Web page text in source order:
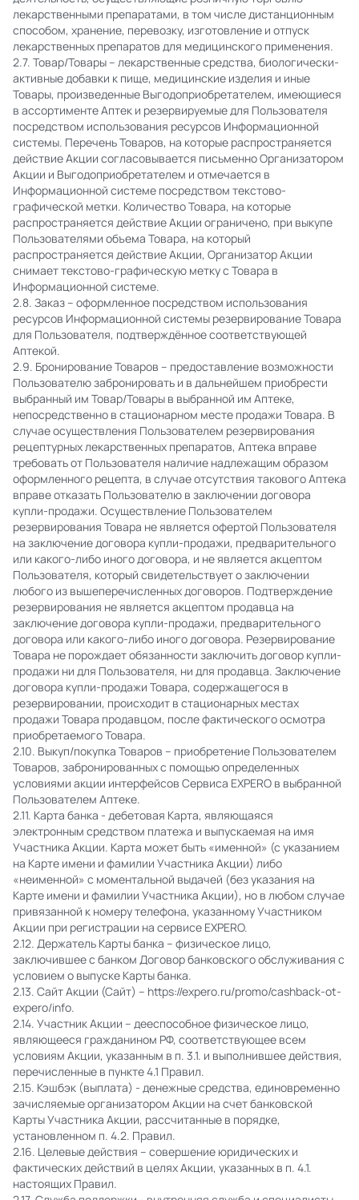
лекарственными препаратами, в том числе дистанционным
способом, хранение, перевозку, изготовление и отпуск
лекарственных препаратов для медицинского применения.
2.7. Товар/Товары – лекарственные средства, биологически-
активные добавки к пище, медицинские изделия и иные
Товары, произведенные Выгодоприобретателем, имеющиеся
в ассортименте Аптек и резервируемые для Пользователя
посредством использования ресурсов Информационной
системы. Перечень Товаров, на которые распространяется
действие Акции согласовывается письменно Организатором
Акции и Выгодоприобретателем и отмечается в
Информационной системе посредством текстово-
графической метки. Количество Товара, на которые
распространяется действие Акции ограничено, при выкупе
Пользователями объема Товара, на который
распространяется действие Акции, Организатор Акции
снимает текстово-графическую метку с Товара в
Информационной системе.
2.8. Заказ – оформленное посредством использования
ресурсов Информационной системы резервирование Товара
для Пользователя, подтверждённое соответствующей
Аптекой.
2.9. Бронирование Товаров – предоставление возможности
Пользователю забронировать и в дальнейшем приобрести
выбранный им Товар/Товары в выбранной им Аптеке,
непосредственно в стационарном месте продажи Товара. В
случае осуществления Пользователем резервирования
рецептурных лекарственных препаратов, Аптека вправе
требовать от Пользователя наличие надлежащим образом
оформленного рецепта, в случае отсутствия такового Аптека
вправе отказать Пользователю в заключении договора
купли-продажи. Осуществление Пользователем
резервирования Товара не является офертой Пользователя
на заключение договора купли-продажи, предварительного
или какого-либо иного договора, и не является акцептом
Пользователя, который свидетельствует о заключении
любого из вышеперечисленных договоров. Подтверждение
резервирования не является акцептом продавца на
заключение договора купли-продажи, предварительного
договора или какого-либо иного договора. Резервирование
Товара не порождает обязанности заключить договор купли-
продажи ни для Пользователя, ни для продавца. Заключение
договора купли-продажи Товара, содержащегося в
резервировании, происходит в стационарных местах
продажи Товара продавцом, после фактического осмотра
приобретаемого Товара.
2.10. Выкуп/покупка Товаров – приобретение Пользователем
Товаров, забронированных с помощью определенных
условиями акции интерфейсов Сервиса EXPERO в выбранной
Пользователем Аптеке.
2.11. Карта банка - дебетовая Карта, являющаяся
электронным средством платежа и выпускаемая на имя
Участника Акции. Карта может быть «именной» (с указанием
на Карте имени и фамилии Участника Акции) либо
«неименной» с моментальной выдачей (без указания на
Карте имени и фамилии Участника Акции), но в любом случае
привязанной к номеру телефона, указанному Участником
Акции при регистрации на сервисе EXPERO.
2.12. Держатель Карты банка – физическое лицо,
заключившее с банком Договор банковского обслуживания с
условием о выпуске Карты банка.
2.13. Сайт Акции (Сайт) – https://expero.ru/promo/cashback-ot-
expero/info.
2.14. Участник Акции – дееспособное физическое лицо,
являющееся гражданином РФ, соответствующее всем
условиям Акции, указанным в п. 3.1. и выполнившее действия,
перечисленные в пункте 4.1 Правил.
2.15. Кэшбэк (выплата) - денежные средства, единовременно
зачисляемые организатором Акции на счет банковской
Карты Участника Акции, рассчитанные в порядке,
установленном п. 4.2. Правил.
2.16. Целевые действия – совершение юридических и
фактических действий в целях Акции, указанных в п. 4.1.
настоящих Правил.